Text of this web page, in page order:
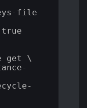
file
get \